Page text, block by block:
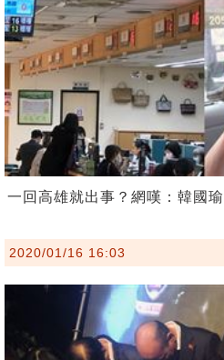
一回高雄就出事？網嘆：韓國
2020/01/16 16:03